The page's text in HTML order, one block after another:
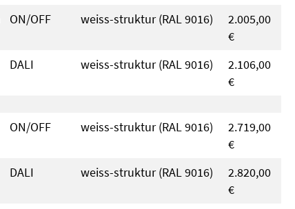
ON/OFF weiss-struktur (RAL 9016)
2.005,00
€
DALI weiss-struktur (RAL 9016)
2.106,00
€
ON/OFF weiss-struktur (RAL 9016)
2.719,00
€
DALI weiss-struktur (RAL 9016)
2.820,00
€